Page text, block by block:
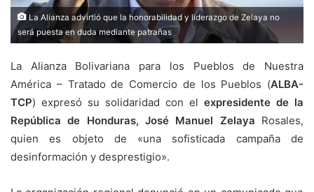
La Alianza advirtió que la honorabilidad y liderazgo de Zelaya no
será puesta en duda mediante patrañas
La Alianza Bolivariana para los Pueblos de Nuestra
América – Tratado de Comercio de los Pueblos (ALBA-
TCP) expresó su solidaridad con el expresidente de la
República de Honduras, José Manuel Zelaya Rosales,
quien es objeto de «una sofisticada campaña de
desinformación y desprestigio».